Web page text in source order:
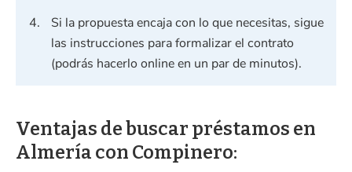
Si la propuesta encaja con lo que necesitas, sigue
las instrucciones para formalizar el contrato
(podrás hacerlo online en un par de minutos).
Ventajas de buscar préstamos en
Almería con Compinero: